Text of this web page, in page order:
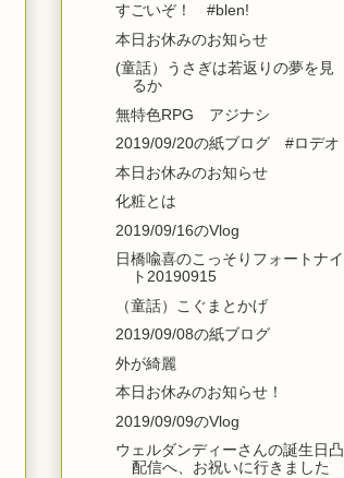
すごいぞ！ #blen!
本日お休みのお知らせ
(童話）うさぎは若返りの夢を見
るか
無特色RPG アジナシ
2019/09/20の紙ブログ #ロデオ
本日お休みのお知らせ
化粧とは
2019/09/16のVlog
日橋喩喜のこっそりフォートナイ
ト20190915
（童話）こぐまとかげ
2019/09/08の紙ブログ
外が綺麗
本日お休みのお知らせ！
2019/09/09のVlog
ウェルダンディーさんの誕生日凸
配信へ、お祝いに行きました